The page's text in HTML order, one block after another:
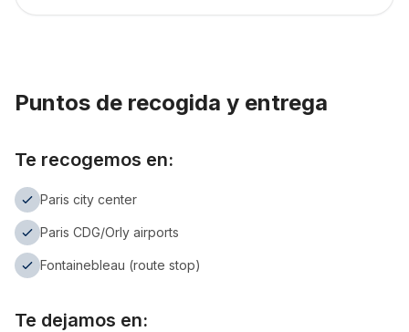
Puntos de recogida y entrega
Te recogemos en:
Paris city center
Paris CDG/Orly airports
Fontainebleau (route stop)
Te dejamos en: